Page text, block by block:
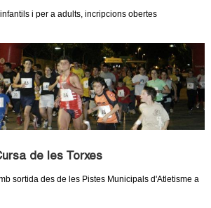
i per a adults, incripcions obertes
de les Torxes
sortida des de les Pistes Municipals d'Atletisme a